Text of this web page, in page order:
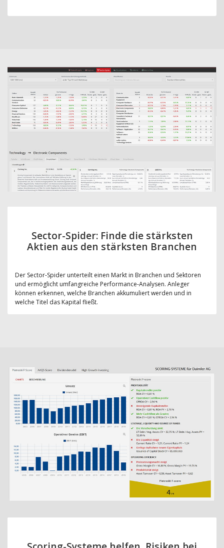
Sector-Spider: Finde die stärksten
Aktien aus den stärksten Branchen
Der Sector-Spider unterteilt einen Markt in Branchen und Sektoren
und ermöglicht umfangreiche Performance-Analysen. Anleger
können erkennen, welche Branchen akkumuliert werden und in
welche Titel das Kapital fließt.